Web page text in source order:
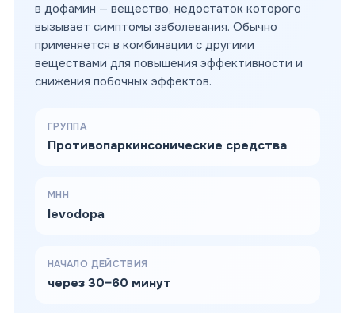
в дофамин — вещество, недостаток которого
вызывает симптомы заболевания. Обычно
применяется в комбинации с другими
веществами для повышения эффективности и
снижения побочных эффектов.
ГРУППА
Противопаркинсонические средства
МНН
levodopa
НАЧАЛО ДЕЙСТВИЯ
через 30–60 минут